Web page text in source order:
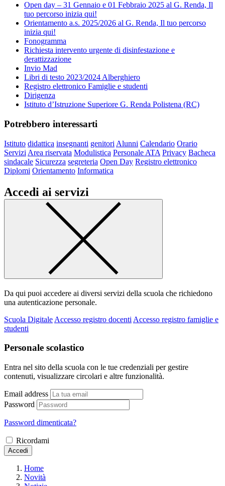
Open day – 31 Gennaio e 01 Febbraio 2025 al G. Renda, Il
tuo percorso inizia qui!
Orientamento a.s. 2025/2026 al G. Renda, Il tuo percorso
inizia qui!
Fonogramma
Richiesta intervento urgente di disinfestazione e
derattizzazione
Invio Mad
Libri di testo 2023/2024 Alberghiero
Registro elettronico Famiglie e studenti
Dirigenza
Istituto d’Istruzione Superiore G. Renda Polistena (RC)
Potrebbero interessarti
Istituto didattica insegnanti genitori Alunni Calendario Orario
Servizi Area riservata Modulistica Personale ATA Privacy Bacheca
sindacale Sicurezza segreteria Open Day Registro elettronico
Diplomi Orientamento Informatica
Accedi ai servizi
Da qui puoi accedere ai diversi servizi della scuola che richiedono
una autenticazione personale.
Scuola Digitale Accesso registro docenti Accesso registro famiglie e
studenti
Personale scolastico
Entra nel sito della scuola con le tue credenziali per gestire
contenuti, visualizzare circolari e altre funzionalità.
Email address
Password
Password dimenticata?
Ricordami
Accedi
Home
Novità